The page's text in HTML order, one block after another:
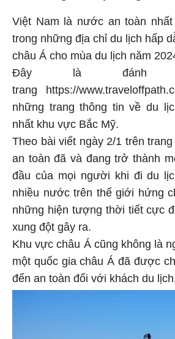
Việt Nam là nước an toàn
trong những địa chỉ du lịch hấp
châu Á cho mùa du lịch năm
Đây là đánh
trang https://
những trang thông tin về du
nhất khu vực Bắc Mỹ.
Theo bài viết ngày 2/1 trên trang
an toàn đã và đang trở thành
đầu của mọi người khi đi du
nhiều nước trên thế giới hứng
những hiện tượng thời tiết cực
xung đột gây ra.
Khu vực châu Á cũng không là
một quốc gia châu Á đã được
đến an toàn đối với khách du